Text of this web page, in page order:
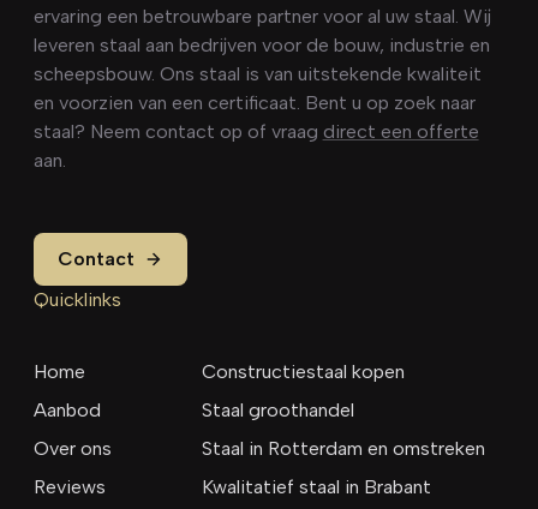
ervaring een betrouwbare partner voor al uw staal. Wij
leveren staal aan bedrijven voor de bouw, industrie en
scheepsbouw. Ons staal is van uitstekende kwaliteit
en voorzien van een certificaat. Bent u op zoek naar
staal? Neem contact op of vraag direct een offerte
aan.
Contact
Quicklinks
Home
Aanbod
Over ons
Reviews
Constructiestaal kopen
Staal groothandel
Staal in Rotterdam en omstreken
Kwalitatief staal in Brabant